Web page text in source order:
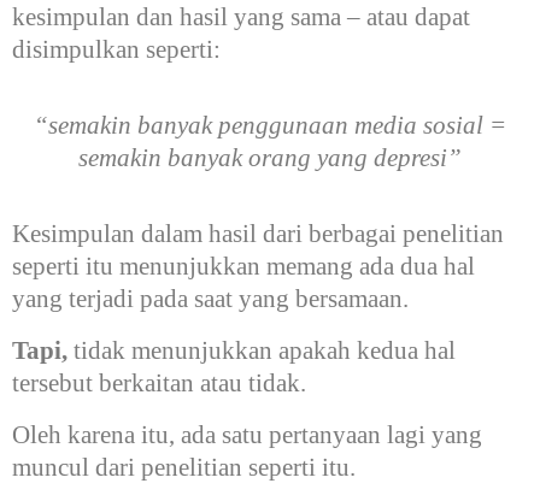
kesimpulan dan hasil yang sama – atau dapat
disimpulkan seperti:
“semakin banyak penggunaan media sosial =
semakin banyak orang yang depresi”
Kesimpulan dalam hasil dari berbagai penelitian
seperti itu menunjukkan memang ada dua hal
yang terjadi pada saat yang bersamaan.
Tapi, tidak menunjukkan apakah kedua hal
tersebut berkaitan atau tidak.
Oleh karena itu, ada satu pertanyaan lagi yang
muncul dari penelitian seperti itu.